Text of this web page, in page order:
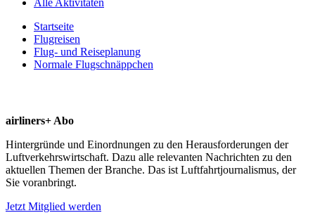
Startseite
Flugreisen
Flug- und Reiseplanung
Normale Flugschnäppchen
airliners+ Abo
Hintergründe und Einordnungen zu den Herausforderungen der
Luftverkehrswirtschaft. Dazu alle relevanten Nachrichten zu den
aktuellen Themen der Branche. Das ist Luftfahrtjournalismus, der
Sie voranbringt.
Jetzt Mitglied werden